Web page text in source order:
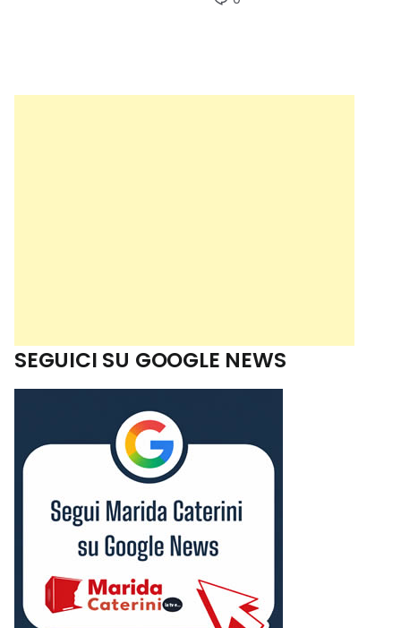
SEGUICI SU GOOGLE NEWS